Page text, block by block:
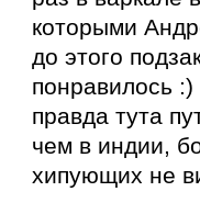
которыми
до этого
понравилось :)
правда тута
чем в индии,
хипующих не